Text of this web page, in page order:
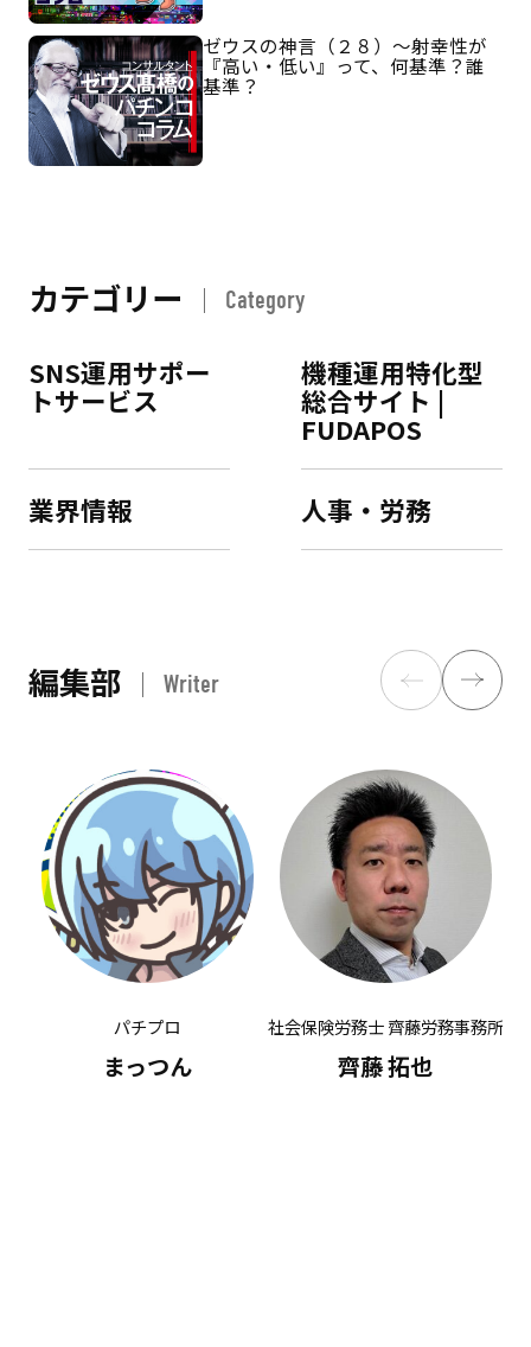
ゼウスの神言（２８）～射幸性が
『高い・低い』って、何基準？誰
基準？
カテゴリー Category
SNS運用サポー
トサービス
機種運用特化型
総合サイト |
FUDAPOS
業界情報 人事・労務
編集部 Writer
パチプロ
まっつん
社会保険労務士 齊藤労務事務所
齊藤 拓也